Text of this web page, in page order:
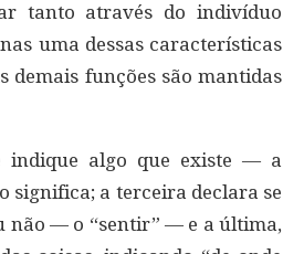
tanto através do indivíduo
uma dessas características
demais funções são mantidas
indique algo que existe — a
significa; a terceira declara se
não — o “sentir” — e a última,